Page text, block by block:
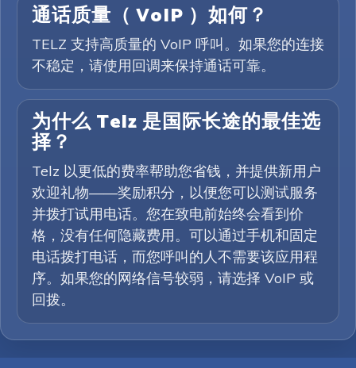
通话质量（ VoIP ）如何？
TELZ 支持高质量的 VoIP 呼叫。如果您的连接
不稳定，请使用回调来保持通话可靠。
为什么 Telz 是国际长途的最佳选
择？
Telz 以更低的费率帮助您省钱，并提供新用户
欢迎礼物——奖励积分，以便您可以测试服务
并拨打试用电话。您在致电前始终会看到价
格，没有任何隐藏费用。可以通过手机和固定
电话拨打电话，而您呼叫的人不需要该应用程
序。如果您的网络信号较弱，请选择 VoIP 或
回拨。